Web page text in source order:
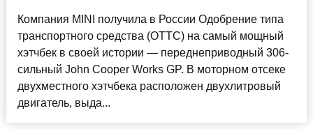
Компания MINI получила в России Одобрение типа
транспортного средства (ОТТС) на самый мощный
хэтчбек в своей истории — переднеприводный 306-
сильный John Cooper Works GP. В моторном отсеке
двухместного хэтчбека расположен двухлитровый
двигатель, выда...